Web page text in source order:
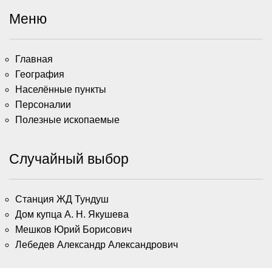
Меню
Главная
География
Населённые пункты
Персоналии
Полезные ископаемые
Случайный выбор
Станция ЖД Тундуш
Дом купца А. Н. Якушева
Мешков Юрий Борисович
Лебедев Александр Александрович